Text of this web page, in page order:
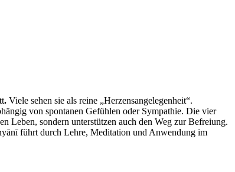
. Viele sehen sie als reine „Herzensangelegenheit“.
von spontanen Gefühlen oder Sympathie. Die vier
sondern unterstützen auch den Weg zur Befreiung.
führt durch Lehre, Meditation und Anwendung im